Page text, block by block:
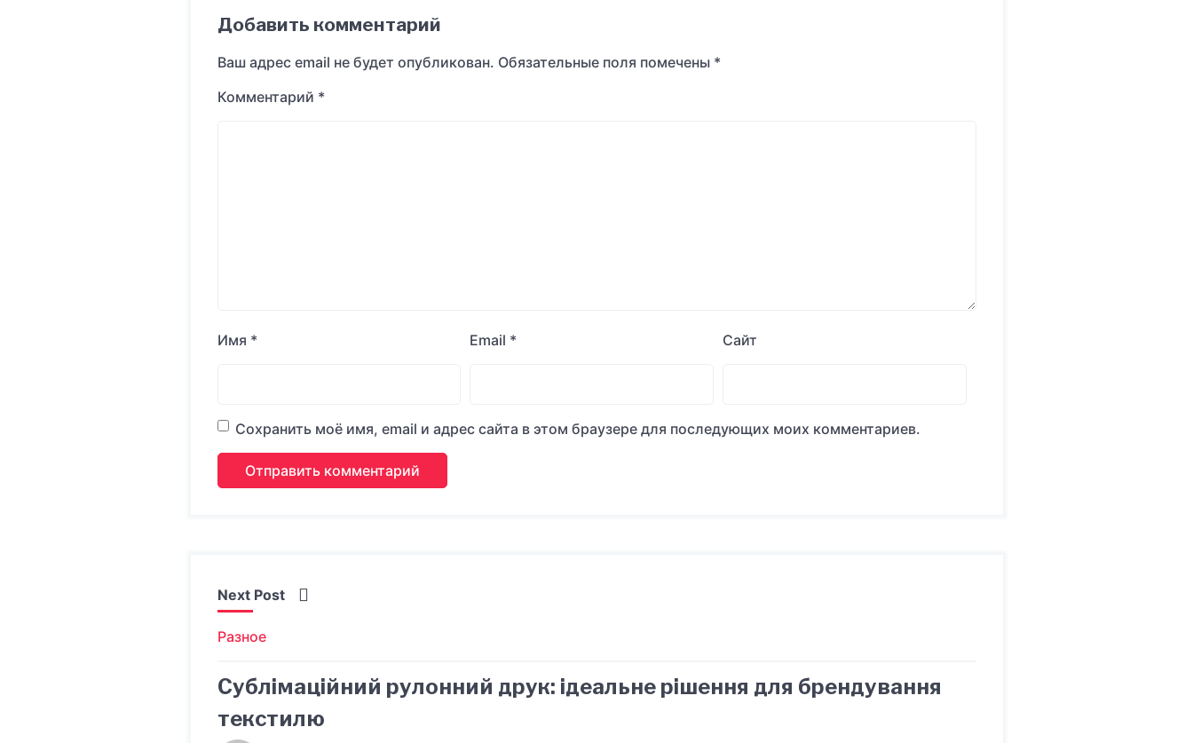
Добавить комментарий
Ваш адрес email не будет опубликован. Обязательные поля помечены *
Комментарий *
Имя * Email * Сайт
Сохранить моё имя, email и адрес сайта в этом браузере для последующих моих комментариев.
Next Post
Разное
Сублімаційний рулонний друк: ідеальне рішення для брендування
текстилю